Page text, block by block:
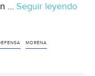
… Seguir leyendo
MORENA